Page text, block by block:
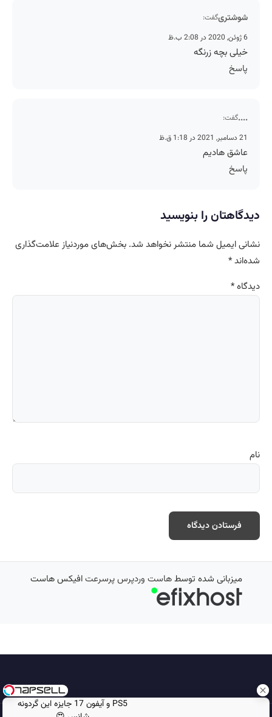
PS5 و آیفون 17 جایزه این گردونه
شوشتریگفت:
6 ژوئن, 2020 در 2:08 ب.ظ
خیلی بچه زرنگه
پاسخ
....گفت:
21 دسامبر, 2021 در 1:18 ق.ظ
عاشق هادیم
پاسخ
دیدگاهتان را بنویسید
نشانی ایمیل شما منتشر نخواهد شد. بخش‌های موردنیاز علامت‌گذاری
شده‌اند*
دیدگاه*
نام
میزبانی شده توسطهاست وردپرس پرسرعتافیکس هاست